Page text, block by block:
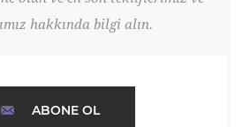
hakkında bilgi alın.
ABONE OL